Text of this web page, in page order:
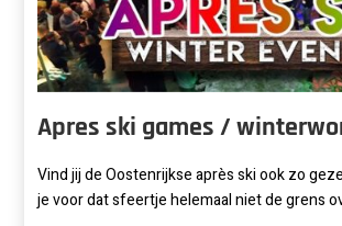
Apres ski games /
Vind jij de Oostenrijkse après ski ook zo
je voor dat sfeertje helemaal niet de grens